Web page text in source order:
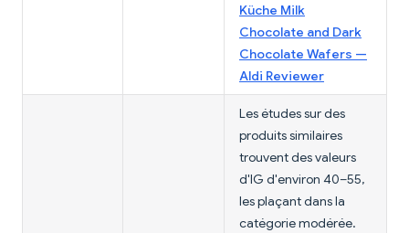
Küche Milk
Chocolate and Dark
Chocolate Wafers —
Aldi Reviewer
Les études sur des
produits similaires
trouvent des valeurs
d'IG d'environ 40–55,
les plaçant dans la
catégorie modérée.